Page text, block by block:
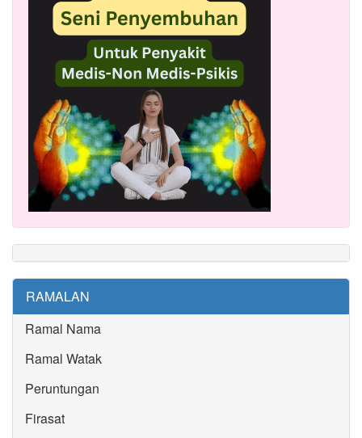
RAMALAN
Ramal Nama
Ramal Watak
Peruntungan
Firasat